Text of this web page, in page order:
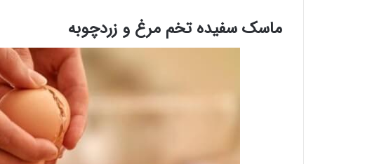
ماسک سفیده تخم مرغ و زردچوبه